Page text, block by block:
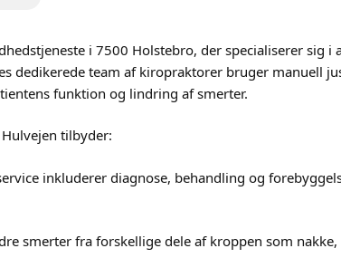
i 7500 Holstebro, der specialiserer sig i
dedikerede team af kiropraktorer bruger manuell
funktion og lindring af smerter.
tilbyder:
inkluderer diagnose, behandling og
smerter fra forskellige dele af kroppen som